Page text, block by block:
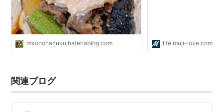
mkonohazuku.hatenablog.com life.muji-love.com
関連ブログ